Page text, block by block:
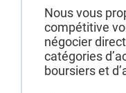
Nous vous
compétitive
négocier
catégories
boursiers et